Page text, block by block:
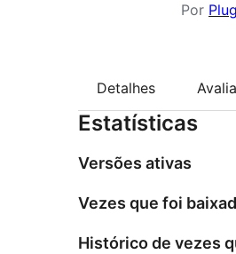
Por
Detalhes
Estatísticas
Versões ativas
Vezes que foi
Histórico de vezes